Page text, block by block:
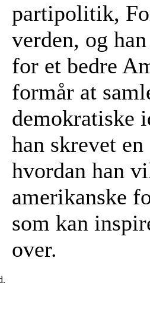
partipolitik,
verden, og
for et bedre
formår at
demokratiske
han skrevet
hvordan han
amerikanske
som kan
over.